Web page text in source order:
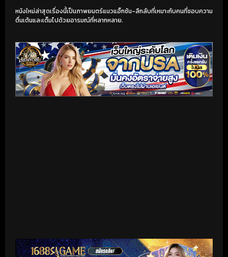
หนังใหม่ล่าสุดเรื่องนี้เป็นภาพยนตร์แนวแอ็กชัน-ลึกลับที่เหมาะกับคนที่ชอบความ
ตื่นเต้นและเต็มไปด้วยอารมณ์ที่หลากหลาย.